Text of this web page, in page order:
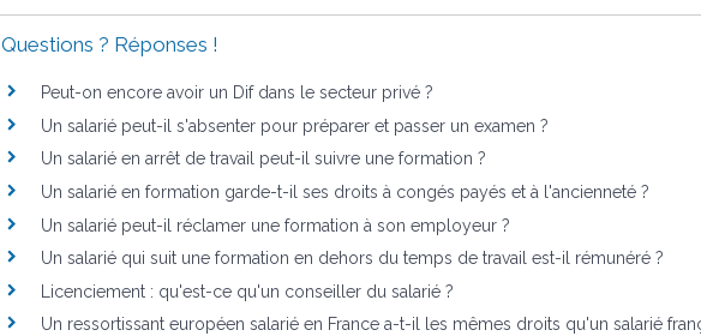
Questions ? Réponses !
Peut-on encore avoir un Dif dans le secteur privé ?
Un salarié peut-il s'absenter pour préparer et passer un examen ?
Un salarié en arrêt de travail peut-il suivre une formation ?
Un salarié en formation garde-t-il ses droits à congés payés et à l'ancienneté ?
Un salarié peut-il réclamer une formation à son employeur ?
Un salarié qui suit une formation en dehors du temps de travail est-il rémunéré ?
Licenciement : qu'est-ce qu'un conseiller du salarié ?
Un ressortissant européen salarié en France a-t-il les mêmes droits qu'un salarié